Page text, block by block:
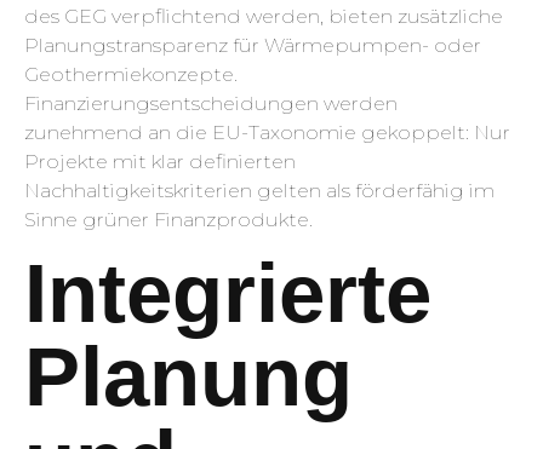
des GEG verpflichtend werden, bieten zusätzliche
Planungstransparenz für Wärmepumpen- oder
Geothermiekonzepte.
Finanzierungsentscheidungen werden
zunehmend an die EU-Taxonomie gekoppelt: Nur
Projekte mit klar definierten
Nachhaltigkeitskriterien gelten als förderfähig im
Sinne grüner Finanzprodukte.
Integrierte
Planung